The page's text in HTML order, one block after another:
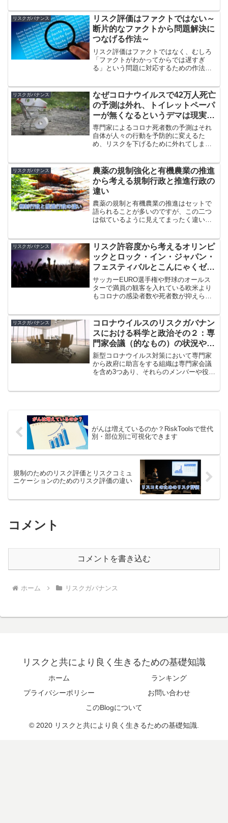
中の人たちが予測を出せなくなる現状と
その問題点について、コロナと原発事故
を比較しながら整理しました。
リスクガバナンス
リスク評価はファクトではない～
断片的なファクトから問題解決に
つなげる作法～
リスク評価はファクトではなく、むしろ
「ファクトがわかってからでは遅すぎ
る」という問題に対応するための作法と
推定や仮定を置いて穴埋めし、政策など
の意思決定の根拠として活用できるよう
にしたものです。
リスクガバナンス
なぜコロナウイルスで42万人死亡
の予測は外れ、トイレットペーパ
ーが無くなるというデマは現実に
なるのか？予測のリスク学
専門家によるコロナ死者数の予測はそれ
自体が人々の行動を予防的に変えるた
め、リスクを下げるために外れてしまい
うという行動の変化を引き起こし、実際
に品切れを引き起こしました。
リスクガバナンス
農薬の規制強化と有機農業の推進
から考える規制行政と推進行政の
違い
農薬の規制と有機農業の推進はセットで
語られることが多いのですが、この二つ
は似ているように見えてまったく違いま
推進はそれよりもお気持ちが通りやすく
暴走しやすいという特徴があります。
リスクガバナンス
リスク許容度から考えるオリンピ
ックとロック・イン・ジャパン・
フェスティバルとこんにゃくゼリ
ーの共通点とは何か？
サッカーEURO選手権や野球のオールス
ターで満員の観客を入れている欧米より
もコロナの感染者数や死者数が抑えられ
込まれた日本のロックフェスの共通点
を、やはりリスクに関して批判の矛先が
集中したこんにゃくゼリーも含めて考え
てみました。
リスクガバナンス
コロナウイルスのリスクガバナン
スにおける科学と政治その２：専
門家会議（的なもの）の状況や役
割の違いを比較してわかったこと
新型コロナウイルス対策において専門家
から政府に助言をする組織は専門家会議
を含め3つあり、それらのメンバーや役割
がんは増えているのか？RiskToolsで世代
別・部位別に可視化できます
規制のためのリスク評価とリスクコミュ
ニケーションのためのリスク評価の違い
コメント
コメントを書き込む
ホーム リスクガバナンス
リスクと共により良く生きるための基礎知識
ホーム
ランキング
プライバシーポリシー
お問い合わせ
このBlogについて
© 2020 リスクと共により良く生きるための基礎知識.